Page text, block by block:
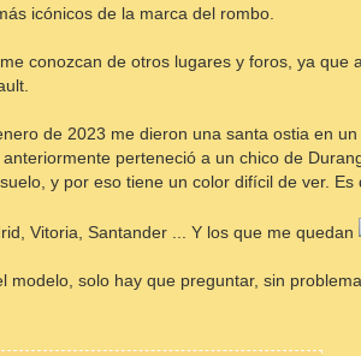
icónicos de la marca del rombo.
conozcan de otros lugares y foros, ya
de 2023 me dieron una santa ostia en
perteneció a un chico de
y por eso tiene un color difícil de ver. Es
Vitoria, Santander ... Y los que me quedan
modelo, solo hay que preguntar, sin